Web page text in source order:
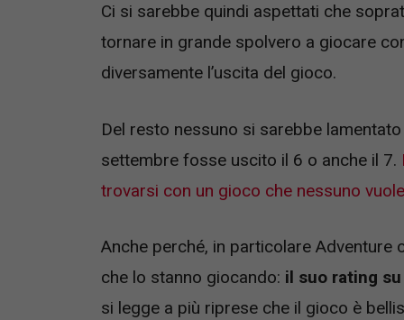
Ci si sarebbe quindi aspettati che
tornare in grande spolvero a giocare
diversamente l’uscita del gioco.
Del resto nessuno si sarebbe
settembre fosse uscito il 6 o anche il 7.
trovarsi con un gioco che nessuno
Anche perché, in particolare
che lo stanno giocando: il suo rating
si legge a più riprese che il gioco è